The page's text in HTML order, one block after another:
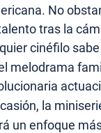
No
tras la
cinéfilo
melodrama
la
un enfoque